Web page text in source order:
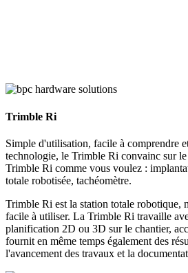
Trimble Ri
Simple d'utilisation, facile à comprendre
technologie, le Trimble Ri convainc sur
Trimble Ri comme vous voulez :
totale robotisée, tachéomètre.
Trimble Ri est la station totale robotique,
facile à utiliser. La Trimble Ri travaille
planification 2D ou 3D sur le chantier,
fournit en même temps également des
l'avancement des travaux et la